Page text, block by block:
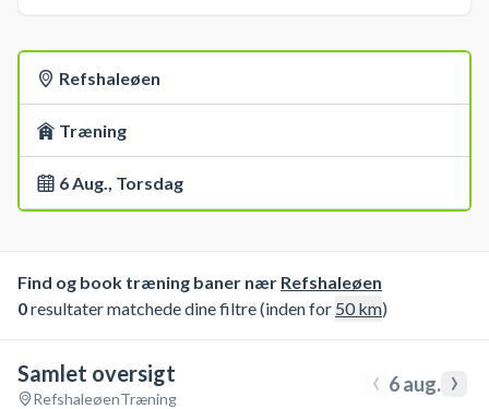
Refshaleøen
Træning
6 Aug., Torsdag
Find og book træning baner nær Refshaleøen
0resultater matchede dine filtre (inden for 50km)
Samlet oversigt
RefshaleøenTræning ‹ 6 aug. ›